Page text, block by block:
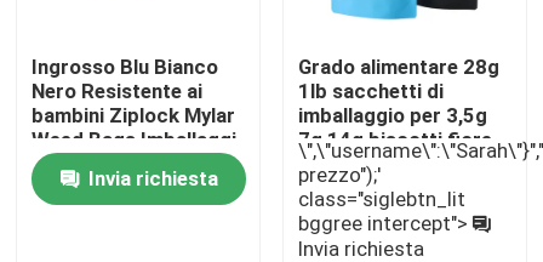
Controllo di qualità
Contattaci
Ingrosso Blu Bianco
Nero Resistente ai
bambini Ziplock Mylar
Weed Bags Imballaggi
a prova di bambini
Invia richiesta
Grado alimentare 28g
1lb sacchetti di
imballaggio per 3,5g
7g 14g biscotti fiore
prezzo");'
class="siglebtn_lit
bggree intercept">
Invia richiesta